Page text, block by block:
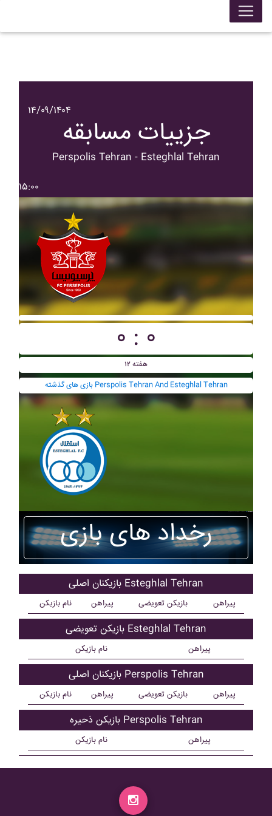
۱۴/۰۹/۱۴۰۴
جزییات مسابقه
Perspolis Tehran - Esteghlal Tehran
۱۵:۰۰
۰ : ۰
هفته ۱۲
بازی های گذشته Perspolis Tehran And Esteghlal Tehran
رخداد های بازی
بازیکنان اصلی Esteghlal Tehran
نام بازیکن پیراهن بازیکن تعویضی پیراهن
بازیکن تعویضی Esteghlal Tehran
نام بازیکن پیراهن
بازیکنان اصلی Perspolis Tehran
نام بازیکن پیراهن بازیکن تعویضی پیراهن
بازیکن ذحیره Perspolis Tehran
نام بازیکن پیراهن